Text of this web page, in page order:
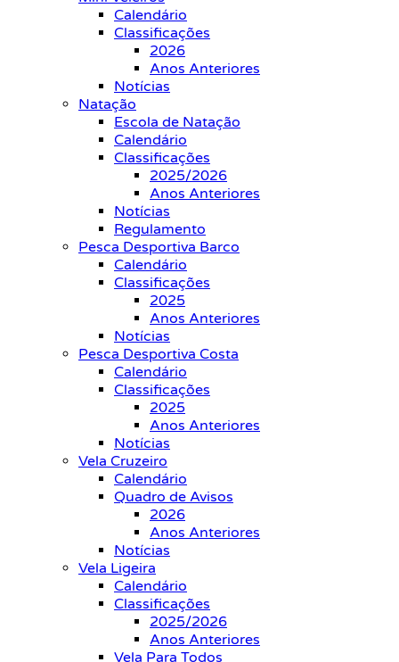
Calendário
Classificações
2026
Anos Anteriores
Notícias
Natação
Escola de Natação
Calendário
Classificações
2025/2026
Anos Anteriores
Notícias
Regulamento
Pesca Desportiva Barco
Calendário
Classificações
2025
Anos Anteriores
Notícias
Pesca Desportiva Costa
Calendário
Classificações
2025
Anos Anteriores
Notícias
Vela Cruzeiro
Calendário
Quadro de Avisos
2026
Anos Anteriores
Notícias
Vela Ligeira
Calendário
Classificações
2025/2026
Anos Anteriores
Vela Para Todos